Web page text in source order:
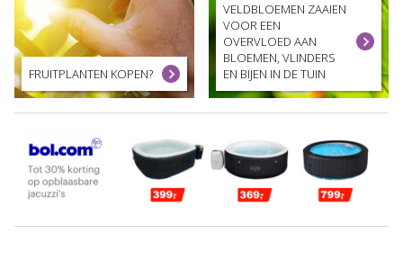
FRUITPLANTEN KOPEN?
VELDBLOEMEN ZAAIEN
VOOR EEN
OVERVLOED AAN
BLOEMEN, VLINDERS
EN BIJEN IN DE TUIN